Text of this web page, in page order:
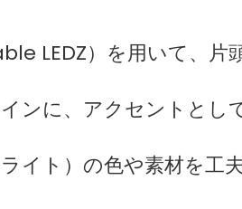
LEDZ）を用いて、片
ンに、アクセントとし
イト）の色や素材を工